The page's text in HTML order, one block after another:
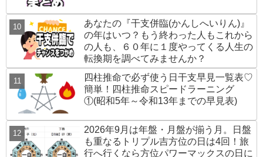
あなたの『干支併臨(かんしへいりん)』
の年はいつ？もう終わった人もこれから
の人も、６０年に１度やってくる人生の
転換期を調べてみませんか？
四柱推命で必ず使う日干支早見一覧表♡
簡単！四柱推命スピードラーニング
①(昭和5年～令和13年までの早見表)
2026年9月は年盤・月盤が揃う月。日盤
も重なるトリプル吉方位の日は4回！旅
行へ行くなら方位パワーマックスの日に